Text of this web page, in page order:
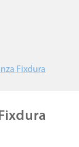
Fixdura